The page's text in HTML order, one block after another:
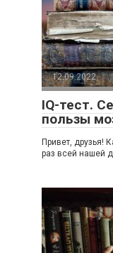
12.09.2022
IQ-тест.
пользы
Привет, друзья!
раз всей нашей